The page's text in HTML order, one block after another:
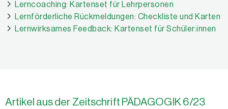
Lerncoaching: Kartenset für Lehrpersonen
Lernförderliche Rückmeldungen: Checkliste und Karten
Lernwirksames Feedback: Kartenset für Schüler:innen
Artikel aus der Zeitschrift PÄDAGOGIK 6/23